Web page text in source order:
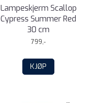
Lampeskjerm Scallop
Cypress Summer Red
30 cm
799,-
KJØP